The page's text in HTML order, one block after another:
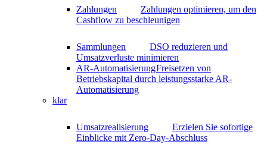
Zahlungen
Zahlungen optimieren, um den
Cashflow zu beschleunigen
Sammlungen
DSO reduzieren und
Umsatzverluste minimieren
AR-AutomatisierungFreisetzen von
Betriebskapital durch leistungsstarke AR-
Automatisierung
klar
Umsatzrealisierung
Erzielen Sie sofortige
Einblicke mit Zero-Day-Abschluss